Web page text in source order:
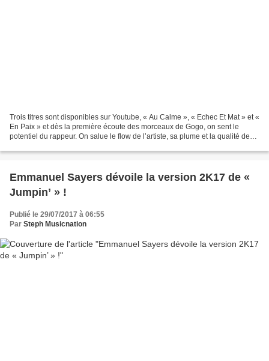
Trois titres sont disponibles sur Youtube, « Au Calme », « Echec Et Mat » et «
En Paix » et dès la première écoute des morceaux de Gogo, on sent le
potentiel du rappeur. On salue le flow de l’artiste, sa plume et la qualité de
Emmanuel Sayers dévoile la version 2K17 de «
Jumpin’ » !
Publié le 29/07/2017 à 06:55
Par Steph Musicnation